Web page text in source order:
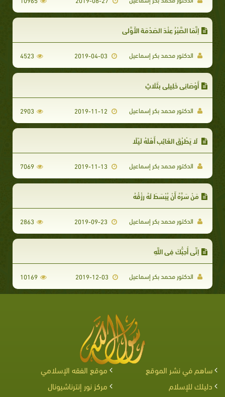
إِنَّمَا الصَّبْرُ عِنْدَ الصَدْمَة الأَوَّلى
الدكتور محمد بكر إسماعيل 4523
أَوْصَانِي خَلِيلِي بِثَلَاثٍ
الدكتور محمد بكر إسماعيل 2903
لَا يَطْرُقَ الغَائِب أَهْلَهُ لَيْلًا
الدكتور محمد بكر إسماعيل 7069
مَنْ سَرَّهُ أَنْ يُبْسَطَ لَهُ رِزْقُهُ
الدكتور محمد بكر إسماعيل 2863
إِنِّي أُحِبُّكَ فِي اللَّهِ
الدكتور محمد بكر إسماعيل 2019-12-03
10169
ساهم في نشر الموقع
موقع الفقه الإسلامي
دليلك للإسلام
مركز نور إنترناشيونال